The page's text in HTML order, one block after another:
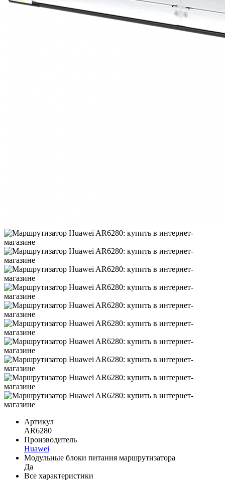
Артикул
AR6280
Производитель
Huawei
Модульные блоки питания маршрутизатора
Да
Все характеристики